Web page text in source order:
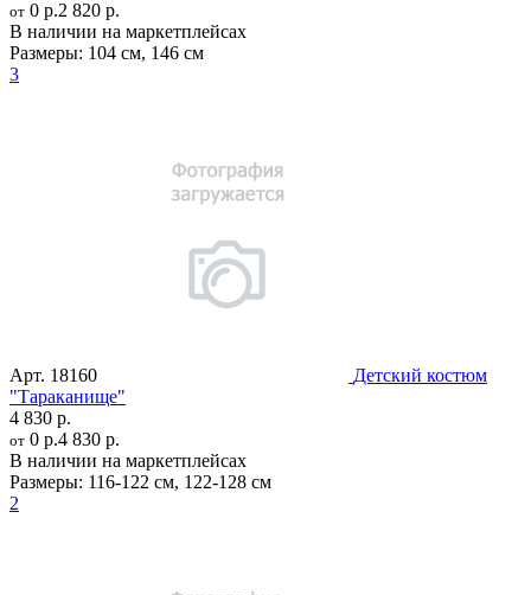
от 0 р.2 820 р.
В наличии на маркетплейсах
Размеры: 104 см, 146 см
3
Арт. 18160
Детский костюм
"Тараканище"
4 830 р.
от 0 р.4 830 р.
В наличии на маркетплейсах
Размеры: 116-122 см, 122-128 см
2